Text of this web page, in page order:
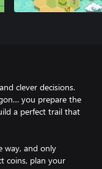
clever decisions.
you prepare the
a perfect trail that
way, and only
coins, plan your